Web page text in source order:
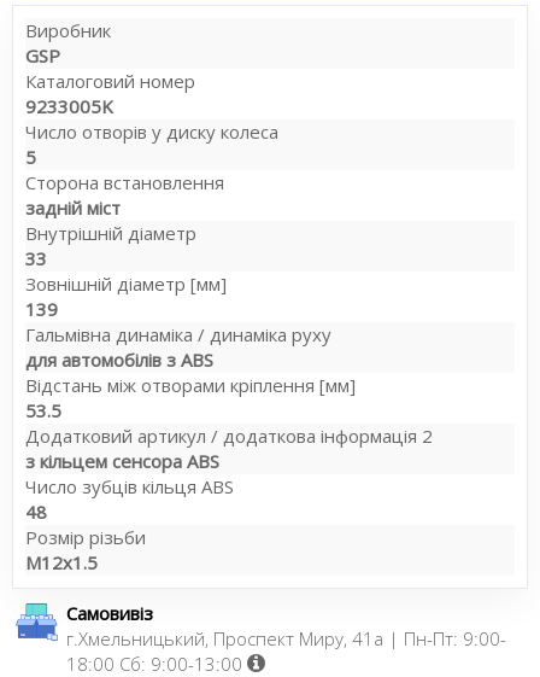
Виробник
GSP
Каталоговий номер
9233005K
Число отворів у диску колеса
5
Сторона встановлення
задній міст
Внутрішній діаметр
33
Зовнішній діаметр [мм]
139
Гальмівна динаміка / динаміка руху
для автомобілів з ABS
Відстань між отворами кріплення [мм]
53.5
Додатковий артикул / додаткова інформація 2
з кільцем сенсора ABS
Число зубців кільця ABS
48
Розмір різьби
M12x1.5
Самовивіз
г.Хмельницький, Проспект Миру, 41а | Пн-Пт: 9:00-
18:00 Сб: 9:00-13:00